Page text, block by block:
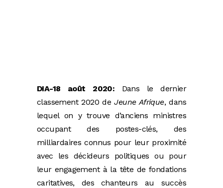
DIA-18 août 2020: Dans le dernier
classement 2020 deJeune Afrique, dans
lequel on y trouve d’anciens ministres
occupant des postes-clés, des
milliardaires connus pour leur proximité
avec les décideurs politiques ou pour
leur engagement à la tête de fondations
caritatives, des chanteurs au succès